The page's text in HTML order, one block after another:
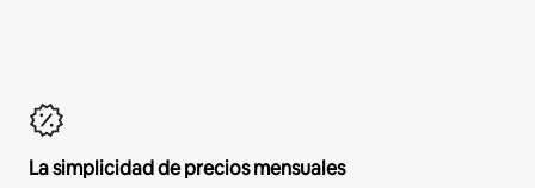
La simplicidad de precios mensuales